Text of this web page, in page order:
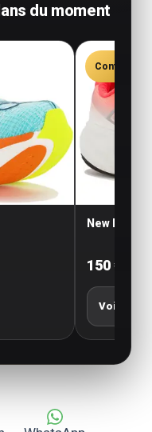
du moment
Confort
New
150 €
Voir le